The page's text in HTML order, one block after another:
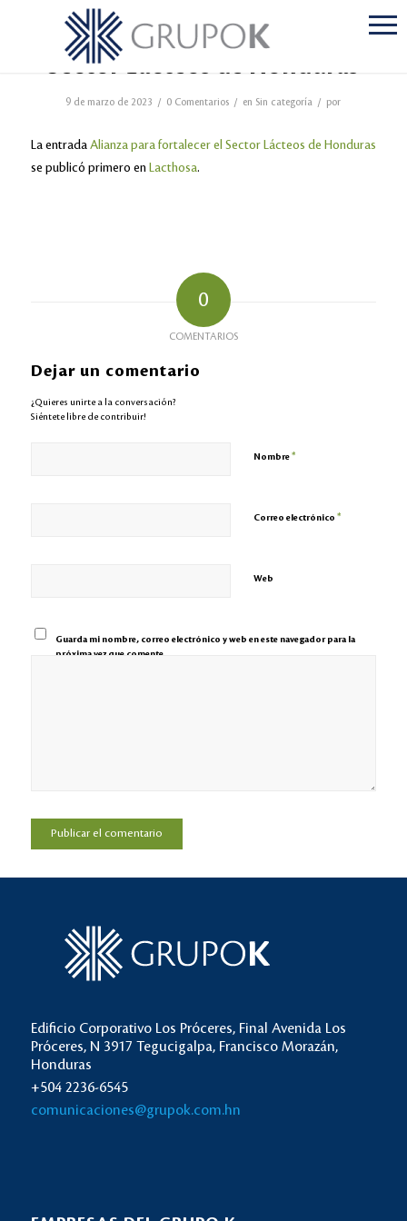
Alianza para fortalecer el
Sector Lácteos de Honduras
9 de marzo de 2023 / 0 Comentarios / en Sin categoría / por
La entrada Alianza para fortalecer el Sector Lácteos de Honduras
se publicó primero en Lacthosa.
0
COMENTARIOS
Dejar un comentario
¿Quieres unirte a la conversación?
Siéntete libre de contribuir!
Nombre*
Correo electrónico *
Web
Guarda mi nombre, correo electrónico y web en este navegador para la
próxima vez que comente.
Edificio Corporativo Los Próceres, Final Avenida Los
Próceres, N 3917 Tegucigalpa, Francisco Morazán,
Honduras
+504 2236-6545
comunicaciones@grupok.com.hn